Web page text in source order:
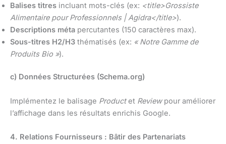
Balises titres incluant mots-clés (ex: <title>Grossiste
Alimentaire pour Professionnels | Agidra</title>).
Descriptions méta percutantes (150 caractères max).
Sous-titres H2/H3 thématisés (ex: « Notre Gamme de
Produits Bio »).
c) Données Structurées (Schema.org)
Implémentez le balisage Productet Reviewpour améliorer
l’affichage dans les résultats enrichis Google.
4. Relations Fournisseurs : Bâtir des Partenariats